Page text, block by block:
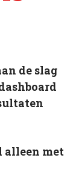
de slag
alleen met